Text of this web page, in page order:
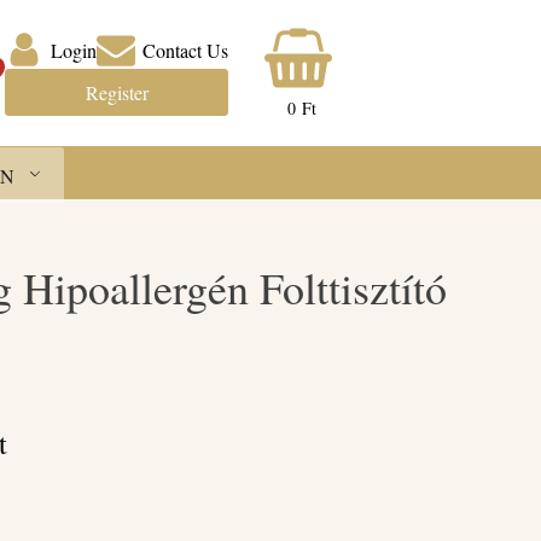
Login
Contact Us
Register
0Ft
Hipoallergén Folttisztító